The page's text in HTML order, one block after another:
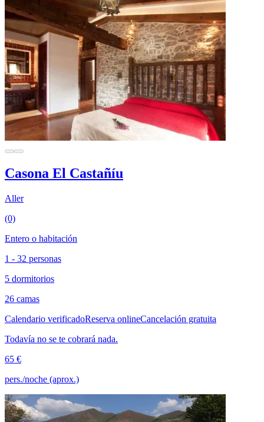
Casona El Castañíu
Aller
(0)
Entero o habitación
1 - 32 personas
5 dormitorios
26 camas
Calendario verificadoReserva onlineCancelación gratuita
Todavía no se te cobrará nada.
65 €
pers./noche (aprox.)